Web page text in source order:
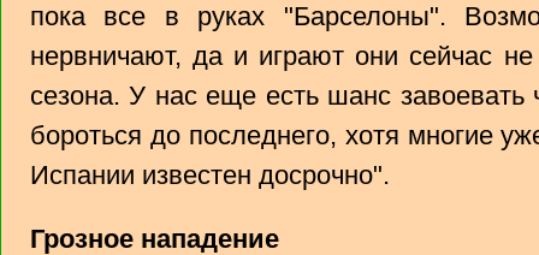
пока все в руках "Барселоны".
нервничают, да и играют они сейчас
сезона. У нас еще есть шанс
бороться до последнего, хотя многие
Испании известен досрочно".
Грозное нападение